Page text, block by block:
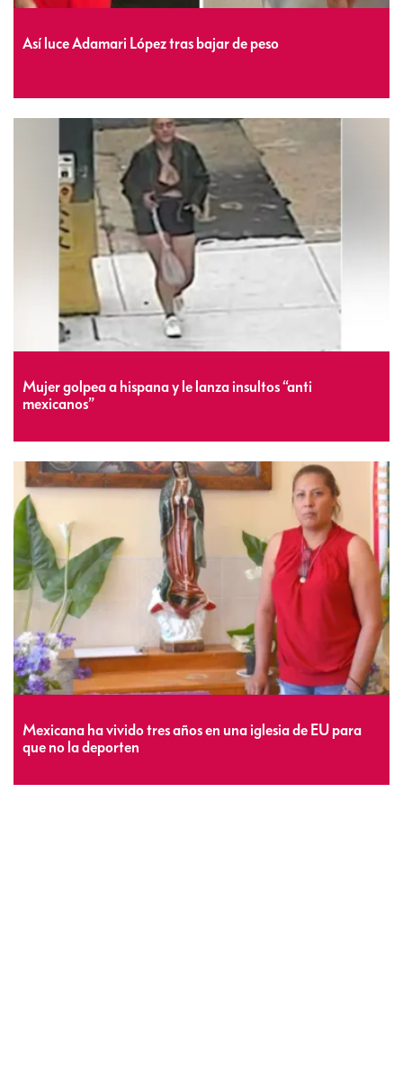
Así luce Adamari López tras bajar de peso
Mujer golpea a hispana y le lanza insultos “anti
mexicanos”
Mexicana ha vivido tres años en una iglesia de EU para
que no la deporten